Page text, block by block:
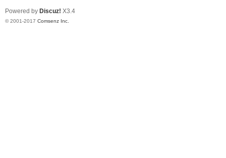
Powered by Discuz! X3.4
© 2001-2017 Comsenz Inc.